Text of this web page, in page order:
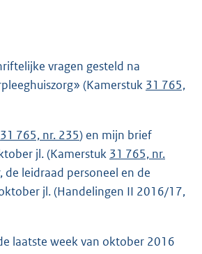
vragen gesteld na
(Kamerstuk 31 765,
31 765, nr. 235) en mijn brief
jl. (Kamerstuk 31 765, nr.
leidraad personeel en de
jl. (Handelingen II 2016/17,
laatste week van oktober 2016